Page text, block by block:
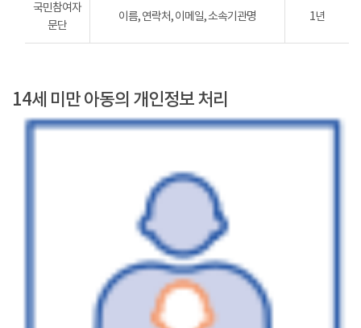
국민참여자
문단
이름, 연락처, 이메일, 소속기관명 1년
14세 미만 아동의 개인정보 처리